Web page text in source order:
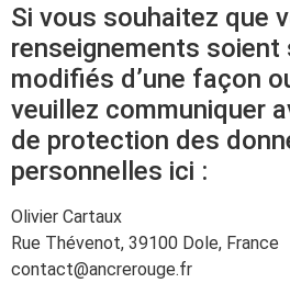
Si vous souhaitez que
renseignements soient
modifiés d’une façon
veuillez communiquer
de protection des
personnelles ici :
Olivier Cartaux
Rue Thévenot, 39100 Dole, France
contact@ancrerouge.fr